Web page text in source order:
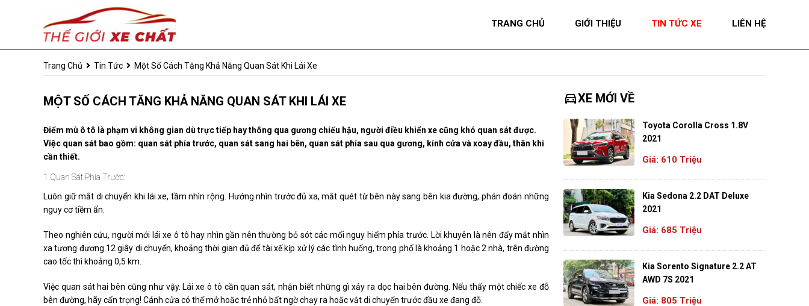
TRANG CHỦ GIỚI THIỆU TIN TỨC XE LIÊN HỆ
Trang Chủ Tin Tức Một Số Cách Tăng Khả Năng Quan Sát Khi Lái Xe
MỘT SỐ CÁCH TĂNG KHẢ NĂNG QUAN SÁT KHI LÁI XE
Điểm mù ô tô là phạm vi không gian dù trực tiếp hay thông qua gương chiếu hậu, người điều khiển xe cũng khó quan sát được.
Việc quan sát bao gồm: quan sát phía trước, quan sát sang hai bên, quan sát phía sau qua gương, kính cửa và xoay đầu, thân khi
cần thiết.
1.Quan Sát Phía Trước:
Luôn giữ mắt di chuyển khi lái xe, tầm nhìn rộng. Hướng nhìn trước đủ xa, mắt quét từ bên này sang bên kia đường, phán đoán những
nguy cơ tiềm ẩn.
Theo nghiên cứu, người mới lái xe ô tô hay nhìn gần nên thường bỏ sót các mối nguy hiểm phía trước. Lời khuyên là nên đẩy mắt nhìn
xa tương đương 12 giây di chuyển, khoảng thời gian đủ để tài xế kịp xử lý các tình huống, trong phố là khoảng 1 hoặc 2 nhà, trên đường
cao tốc thì khoảng 0,5 km.
Việc quan sát hai bên cũng như vậy. Lái xe ô tô cần quan sát, nhận biết những gì xảy ra dọc hai bên đường. Nếu thấy một chiếc xe đỗ
bên đường, hãy cẩn trọng! Cánh cửa có thể mở hoặc trẻ nhỏ bất ngờ chạy ra hoặc vật di chuyển trước đầu xe đang đỗ.
directions_carXE MỚI VỀ
Toyota Corolla Cross 1.8V
2021
Giá: 610 Triệu
Kia Sedona 2.2 DAT Deluxe
2021
Giá: 685 Triệu
Kia Sorento Signature 2.2 AT
AWD 7S 2021
Giá: 805 Triệu